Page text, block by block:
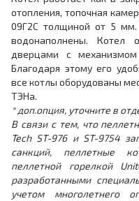
отопления, топочная
09Г2С толщиной от 5 мм.
водонаполнены. Котел
дверцами с механизмом
Благодаря этому его
все котлы оборудованы
ТЭНа.
* доп.опция, уточните в
В связи с тем, что
Tech ST-976 и ST-9754
санкций, пеллетные
пеллетной горелкой
разработанными
учетом многолетнего